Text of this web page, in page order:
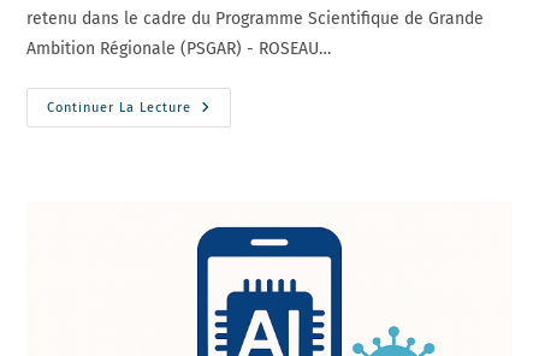
retenu dans le cadre du Programme Scientifique de Grande
Ambition Régionale (PSGAR) - ROSEAU…
Continuer La Lecture
SOLIDE,
Un
Pour
Surveiller
Les
Milieux
Aquatiques
Par
ADN
Environnemental